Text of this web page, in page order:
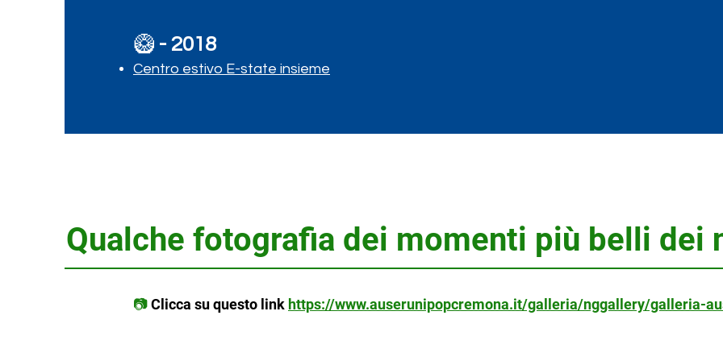
🥝 - 2018
Centro estivo E-state insieme
Qualche fotografia dei momenti più belli dei
📷Clicca su questo link https://www.auserunipopcremona.it/galleria/nggallery/galleria-